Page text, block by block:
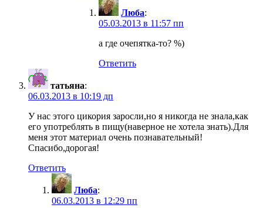
Люба:
05.03.2013 в 11:57 пп
а где очепятка-то? %)
Ответить
татьяна:
06.03.2013 в 10:19 дп
У нас этого цикория заросли,но я никогда не знала,как
его употреблять в пищу(наверное не хотела знать).Для
меня этот материал очень познавательный!
Спасибо,дорогая!
Ответить
Люба:
06.03.2013 в 12:29 пп